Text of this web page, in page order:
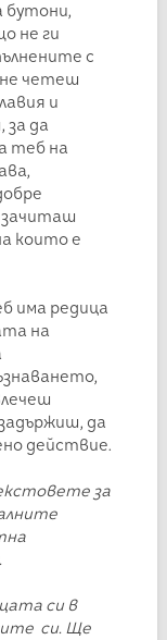
бутони,
не ги
с
четеш
и
за да
теб на
зачиташ
които е
има редица
на
да
действие.
за
си в
си. Ще